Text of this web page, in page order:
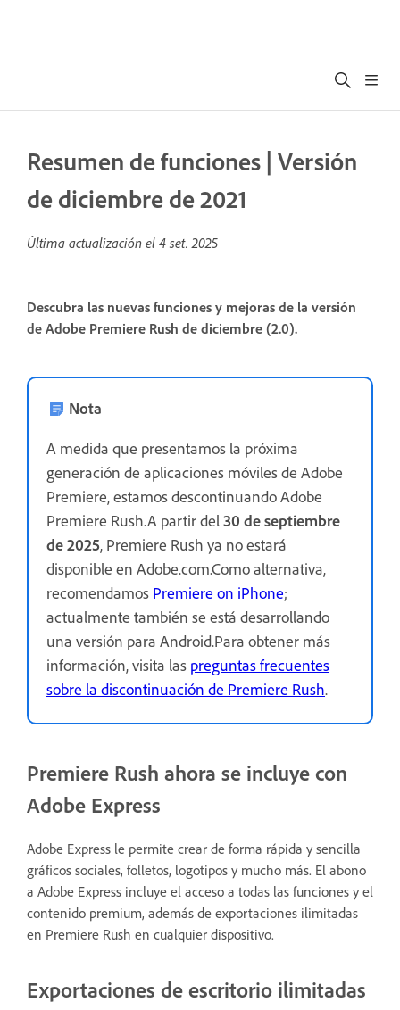
Resumen de funciones | Versión
de diciembre de 2021
Última actualización el 4 set. 2025
Descubra las nuevas funciones y mejoras de la versión
de Adobe Premiere Rush de diciembre (2.0).
Nota
A medida que presentamos la próxima
generación de aplicaciones móviles de Adobe
Premiere, estamos descontinuando Adobe
Premiere Rush.A partir del30 de septiembre
de 2025, Premiere Rush ya no estará
disponible en Adobe.com.Como alternativa,
recomendamos Premiere on iPhone;
actualmente también se está desarrollando
una versión para Android.Para obtener más
información, visita las preguntas frecuentes
sobre la discontinuación de Premiere Rush.
Premiere Rush ahora se incluye con
Adobe Express
Adobe Express le permite crear de forma rápida y sencilla
gráficos sociales, folletos, logotipos y mucho más. El abono
a Adobe Express incluye el acceso a todas las funciones y el
contenido premium, además de exportaciones ilimitadas
en Premiere Rush en cualquier dispositivo.
Exportaciones de escritorio ilimitadas